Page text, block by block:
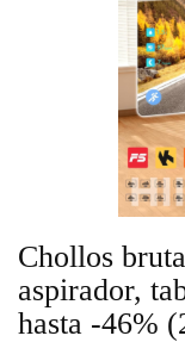
Chollos
aspirador,
hasta -46%